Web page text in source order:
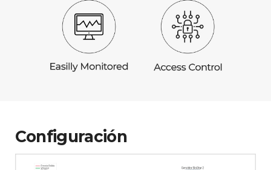
Configuración